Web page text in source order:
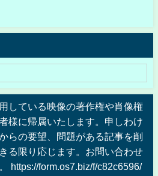
している映像の著作権や肖像権
様に帰属いたします。申しわけ
らの要望、問題がある記事を削
る限り応じます。お問い合わせ
https://form.os7.biz/f/c82c6596/